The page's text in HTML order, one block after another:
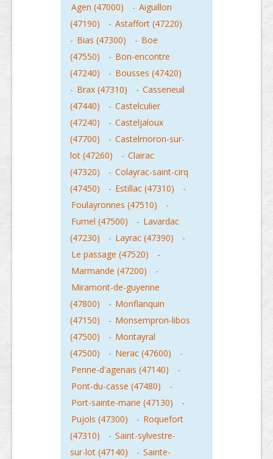
Agen (47000)
- Aiguillon
(47190)
- Astaffort (47220)
- Bias (47300) - Boe
(47550)
- Bon-encontre
(47240)
- Bousses (47420)
- Brax (47310) - Casseneuil
(47440)
- Castelculier
(47240)
- Casteljaloux
(47700)
- Castelmoron-sur-
lot (47260)
- Clairac
(47320)
- Colayrac-saint-cirq
(47450)
- Estillac (47310)
-
Foulayronnes (47510)
-
Fumel (47500)
- Lavardac
(47230)
- Layrac (47390)
-
Le passage (47520)
-
Marmande (47200)
-
Miramont-de-guyenne
(47800)
- Monflanquin
(47150)
- Monsempron-libos
(47500)
- Montayral
(47500)
- Nerac (47600)
-
Penne-d'agenais (47140)
-
Pont-du-casse (47480)
-
Port-sainte-marie (47130)
-
Pujols (47300)
- Roquefort
(47310)
- Saint-sylvestre-
sur-lot (47140)
- Sainte-